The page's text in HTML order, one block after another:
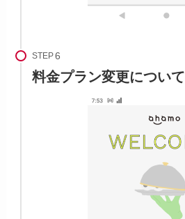
STEP
料金プラン変更について